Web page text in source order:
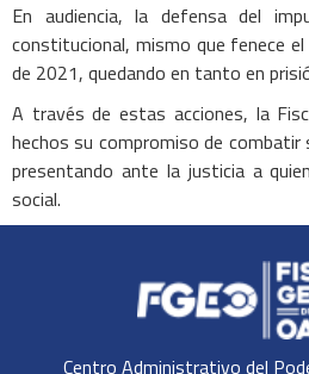
En audiencia, la defensa del
constitucional, mismo que fenece
de 2021, quedando en tanto en
A través de estas acciones, la
hechos su compromiso de combatir
presentando ante la justicia a
social.
Centro Administrativo del